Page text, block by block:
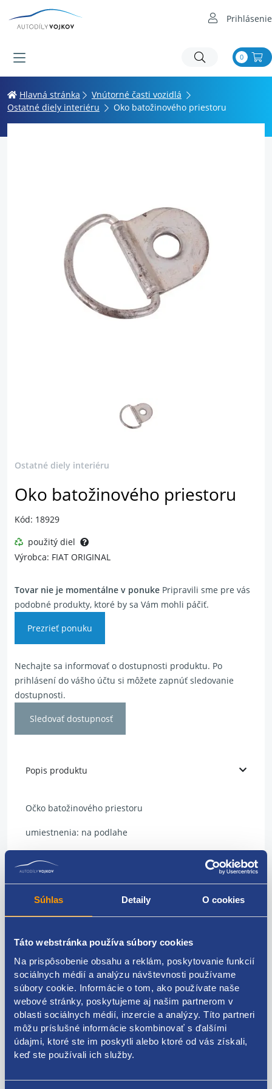
Súhlas Detaily O cookies
Táto webstránka používa súbory cookies
Na prispôsobenie obsahu a reklám, poskytovanie funkcií
sociálnych médií a analýzu návštevnosti používame
súbory cookie. Informácie o tom, ako používate naše
webové stránky, poskytujeme aj našim partnerom v
oblasti sociálnych médií, inzercie a analýzy. Títo partneri
môžu príslušné informácie skombinovať s ďalšími
údajmi, ktoré ste im poskytli alebo ktoré od vás získali,
keď ste používali ich služby.
Prihlásenie
0
Hlavná stránka
Vnútorné časti vozidlá
Ostatné diely interiéru
Oko batožinového priestoru
Ostatné diely interiéru
Oko batožinového priestoru
Kód: 18929
použitý diel
Výrobca: FIAT ORIGINAL
Tovar nie je momentálne v ponuke Pripravili sme pre vás
podobné produkty, ktoré by sa Vám mohli páčiť.
Prezrieť ponuku
Nechajte sa informovať o dostupnosti produktu. Po
prihlásení do vášho účtu si môžete zapnúť sledovanie
dostupnosti.
Sledovať dostupnosť
Popis produktu
Očko batožinového priestoru
umiestnenia: na podlahe
Kódy produktov
1360262080
Použiteľné pre vozidlá
Fiat Ducato 2006-
Fiat Fiorino / Qubo 2008-
Fiat Scudo 2007-
Peugeot Boxer 2006-
Citroen Jumpy 2007-
Za kvalitu ručíme!